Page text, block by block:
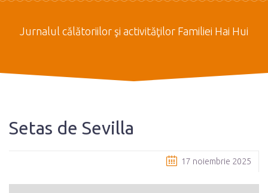
Jurnalul călătoriilor şi activităţilor Familiei Hai Hui
Setas de Sevilla
17 noiembrie 2025